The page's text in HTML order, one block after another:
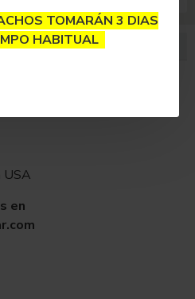
TOMARÁN 3 DIAS
HABITUAL
USA
en